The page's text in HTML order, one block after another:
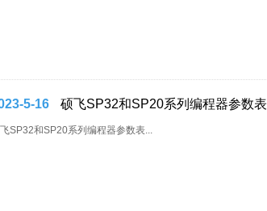
5-16 硕飞SP32和SP20系列编程器参数表
SP32和SP20系列编程器参数表...